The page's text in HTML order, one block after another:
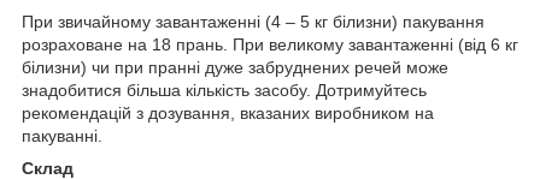
При звичайному завантаженні (4 – 5 кг білизни) пакування
розраховане на 18 прань. При великому завантаженні (від 6 кг
білизни) чи при пранні дуже забруднених речей може
знадобитися більша кількість засобу. Дотримуйтесь
рекомендацій з дозування, вказаних виробником на
пакуванні.
Склад